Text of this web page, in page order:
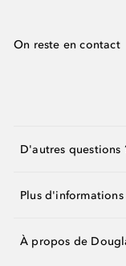
On reste en contact
D'autres questions
Plus d'informations
À propos de